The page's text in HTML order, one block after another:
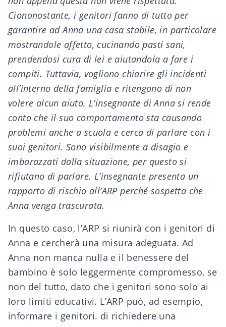
Ciononostante, i genitori fanno di tutto per
garantire ad Anna una casa stabile, in particolare
mostrandole affetto, cucinando pasti sani,
prendendosi cura di lei e aiutandola a fare i
compiti. Tuttavia, vogliono chiarire gli incidenti
all’interno della famiglia e ritengono di non
volere alcun aiuto. L’insegnante di Anna si rende
conto che il suo comportamento sta causando
problemi anche a scuola e cerca di parlare con i
suoi genitori. Sono visibilmente a disagio e
imbarazzati dalla situazione, per questo si
rifiutano di parlare. L’insegnante presenta un
rapporto di rischio all’ARP perché sospetta che
Anna venga trascurata.
In questo caso, l’ARP si riunirà con i genitori di
Anna e cercherà una misura adeguata. Ad
Anna non manca nulla e il benessere del
bambino è solo leggermente compromesso, se
non del tutto, dato che i genitori sono solo ai
loro limiti educativi. L’ARP può, ad esempio,
informare i genitori. di richiedere una